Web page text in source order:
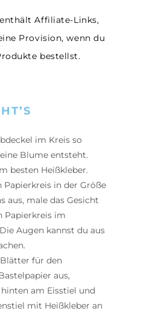
Affiliate-Links,
Provision, wenn du
bestellst.
im Kreis so
Blume entsteht.
besten Heißkleber.
Papierkreis in der Größe
aus, male das Gesicht
Papierkreis im
Augen kannst du aus
für den
aus,
am Eisstiel und
mit Heißkleber an